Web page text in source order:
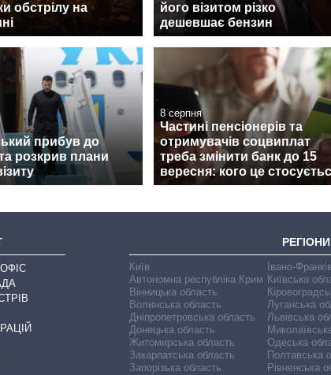
обстрілу на
його візитом різко
дешевшає бензин
прибув до
розкрив плани
8 серпня
Частині пенсіонерів та
отримувачів соцвиплат
треба змінити банк до 15
вересня: кого це
РЕГІОНИ
Київ
Автономна республіка Крим
Вінницька область
Волинська область
Дніпропетровська область
Донецька область
Житомирська область
Закарпатська область
Запорізька область
Івано-
Київська
Луганська
Львівська
Одеська
Полтавська
Рівненська